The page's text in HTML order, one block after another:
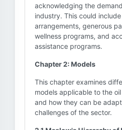
acknowledging the
industry. This could
arrangements, generous
wellness programs, and
assistance programs.
Chapter 2: Models
This chapter examines
models applicable to the
and how they can be
challenges of the sector.